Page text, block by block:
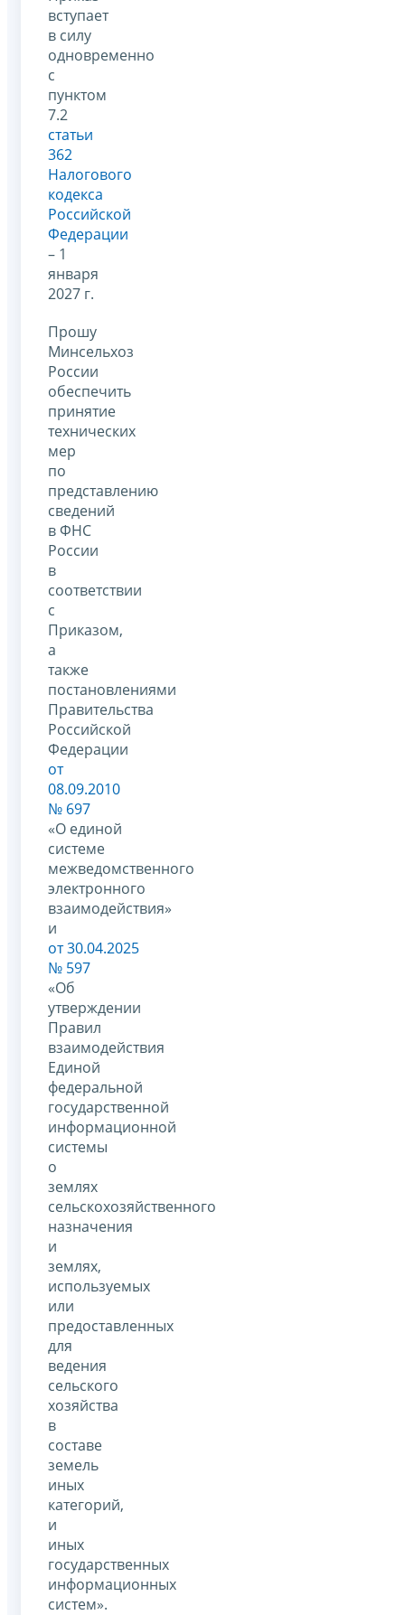
вступает
в силу
одновременно
с
пунктом
7.2
статьи
362
Налогового
кодекса
Российской
Федерации
– 1
января
2027 г.
Прошу
Минсельхоз
России
обеспечить
принятие
технических
мер
по
представлению
сведений
в ФНС
России
в
соответствии
с
Приказом,
а
также
постановлениями
Правительства
Российской
Федерации
от
08.09.2010
№ 697
«О единой
системе
межведомственного
электронного
взаимодействия»
и
от 30.04.2025
№ 597
«Об
утверждении
Правил
взаимодействия
Единой
федеральной
государственной
информационной
системы
о
землях
сельскохозяйственного
назначения
и
землях,
используемых
или
предоставленных
для
ведения
сельского
хозяйства
в
составе
земель
иных
категорий,
и
иных
государственных
информационных
систем».